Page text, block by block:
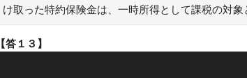
け取った特約保険金は、一時所得として課税の対象
【答１３】